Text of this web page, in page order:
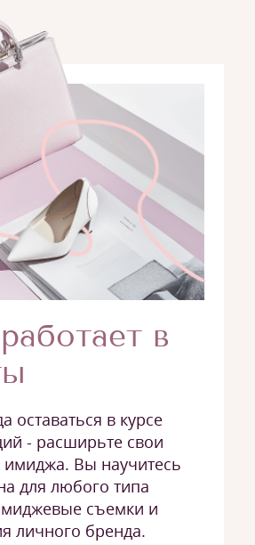
в
оставаться в курсе
- расширьте свои
имиджа. Вы научитесь
для любого типа
съемки и
личного бренда.